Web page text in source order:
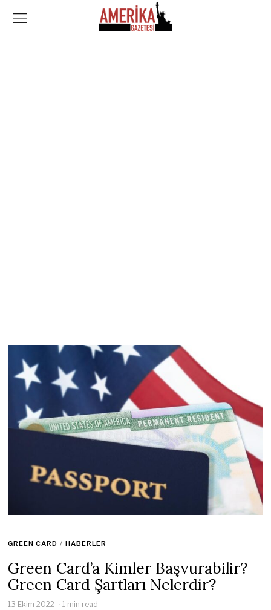
GREEN CARD / HABERLER
Green Card’a Kimler Başvurabilir?
Green Card Şartları Nelerdir?
13 Ekim 2022 1 min read